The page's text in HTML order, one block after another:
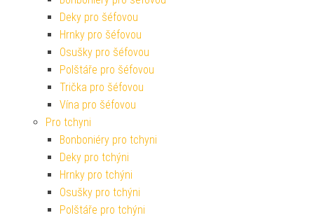
Deky pro šéfovou
Hrnky pro šéfovou
Osušky pro šéfovou
Polštáře pro šéfovou
Trička pro šéfovou
Vína pro šéfovou
Pro tchyni
Bonboniéry pro tchyni
Deky pro tchýni
Hrnky pro tchýni
Osušky pro tchýni
Polštáře pro tchýni